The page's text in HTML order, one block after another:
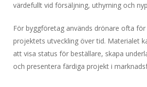
värdefullt vid försäljning, uthyrning och
För byggföretag används drönare ofta
projektets utveckling över tid. Materialet
att visa status för beställare, skapa
och presentera färdiga projekt i